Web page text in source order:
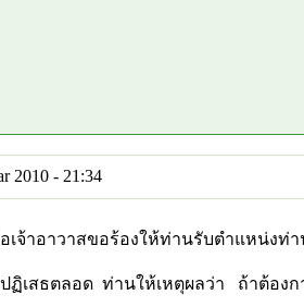
2010 - 21:34
จ้าอาวาสขอร้องให้ท่านรับตำแหน่งท่า
ฏิเสธตลอด ท่านให้เหตุผลว่า ถ้าต้อง